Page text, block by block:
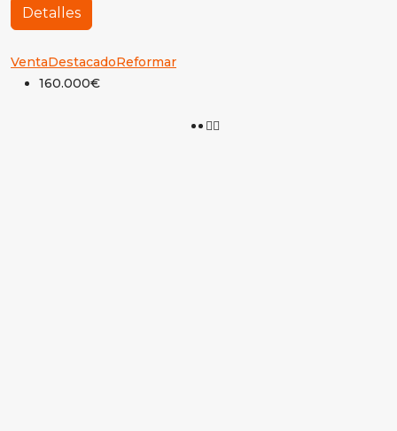
Detalles
VentaDestacadoReformar
160.000€